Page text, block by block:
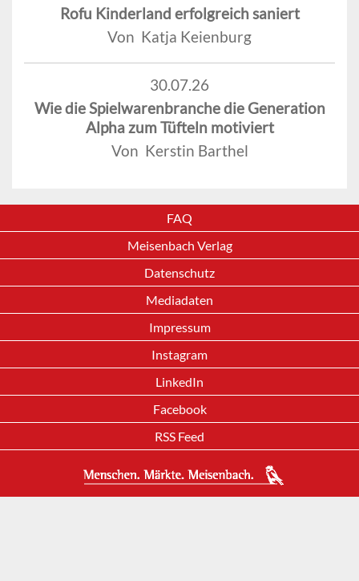
Rofu Kinderland erfolgreich saniert
Von Katja Keienburg
30.07.26
Wie die Spielwarenbranche die Generation
Alpha zum Tüfteln motiviert
Von Kerstin Barthel
FAQ
Meisenbach Verlag
Datenschutz
Mediadaten
Impressum
Instagram
LinkedIn
Facebook
RSS Feed